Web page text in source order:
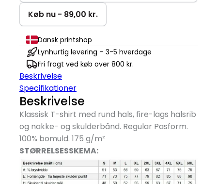
antal
Køb nu - 89,00 kr.
Dansk printshop
Lynhurtig levering – 3-5 hverdage
Fri fragt ved køb over 800 kr.
Beskrivelse
Specifikationer
Beskrivelse
Klassisk T-shirt med rund hals, fire-lags halsrib
og nakke- og skulderbånd. Regular Pasform.
100% bomuld. 175 g/m²
STØRRELSESSKEMA: